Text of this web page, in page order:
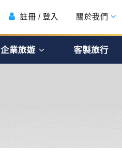
註冊 / 登入 關於我們
企業旅遊 客製旅行